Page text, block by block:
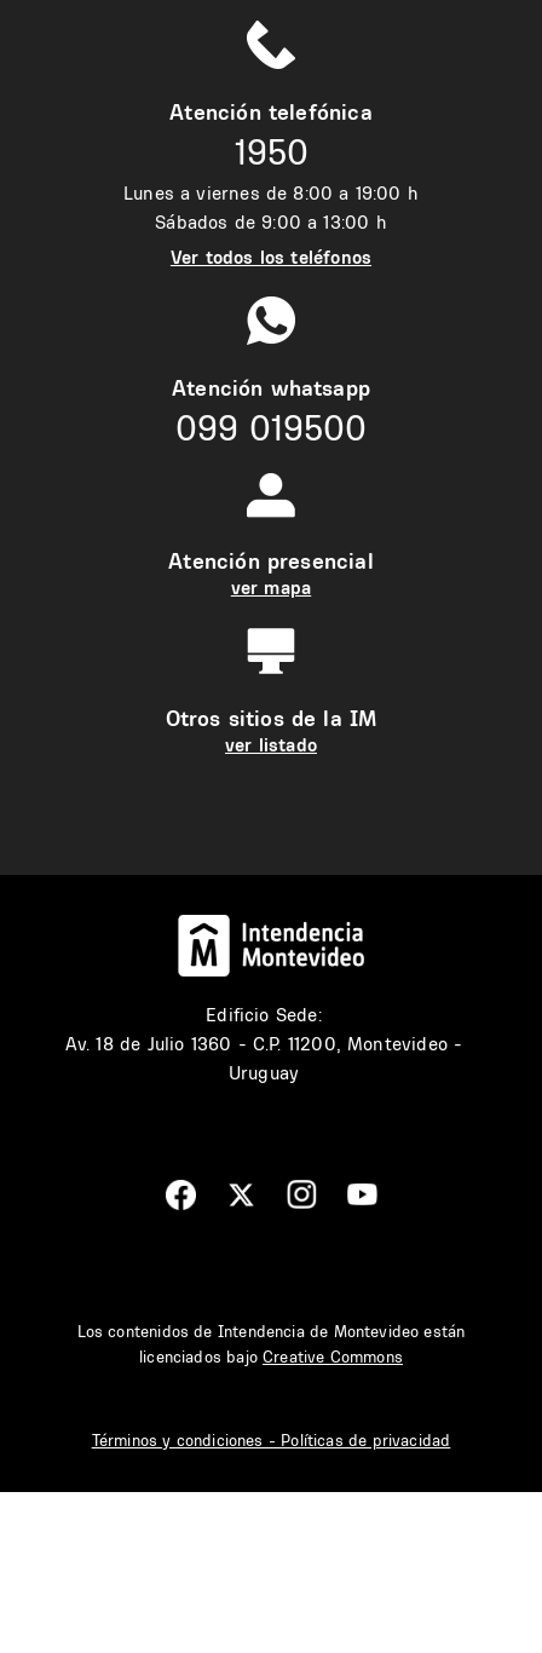
Atención telefónica
1950
Lunes a viernes de 8:00 a 19:00 h
Sábados de 9:00 a 13:00 h
Ver todos los teléfonos
Atención whatsapp
099 019500
Atención presencial
ver mapa
Otros sitios de la IM
ver listado
Edificio Sede:
Av. 18 de Julio 1360 - C.P. 11200, Montevideo -
Uruguay
Los contenidos de Intendencia de Montevideo están
licenciados bajoCreative Commons
Términos y condiciones - Políticas de privacidad